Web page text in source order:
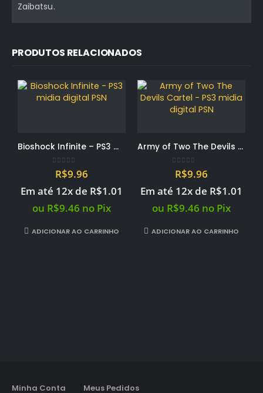
Zaibatsu.
PRODUTOS RELACIONADOS
Bioshock Infinite – PS3 midia digital PSN
0out of 5
R$9.96
Em até 12x de R$1.01
ou R$9.46 no Pix
ADICIONAR AO CARRINHO
Army of Two The Devils Cartel – PS3 midia digital PSN
0out of 5
R$9.96
Em até 12x de R$1.01
ou R$9.46 no Pix
ADICIONAR AO CARRINHO
Minha Conta Meus Pedidos